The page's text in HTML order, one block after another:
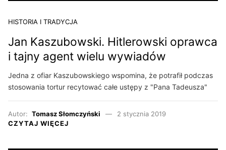
HISTORIA I TRADYCJA
Jan Kaszubowski. Hitlerowski oprawca
i tajny agent wielu wywiadów
Jedna z ofiar Kaszubowskiego wspomina, że potrafił podczas
stosowania tortur recytować całe ustępy z "Pana Tadeusza"
Autor: Tomasz Słomczyński
2 stycznia 2019
CZYTAJ WIĘCEJ